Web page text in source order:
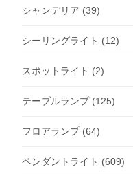
シャンデリア (39)
シーリングライト (12)
スポットライト (2)
テーブルランプ(125)
フロアランプ(64)
ペンダントライト (609)